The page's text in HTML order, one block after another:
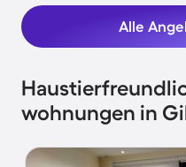
Alle
wohnungen in